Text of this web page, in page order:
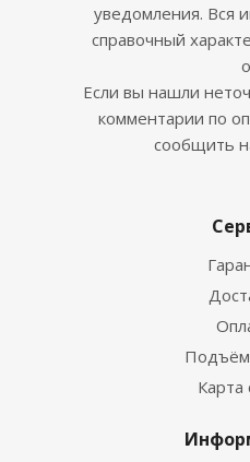
уведомления. Вся
справочный
Если вы нашли
комментарии по
сообщить
Подъём
Карта